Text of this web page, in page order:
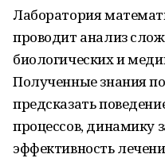
Лаборатория
проводит анализ
биологических и
Полученные знания
предсказать
процессов, динамику
эффективность